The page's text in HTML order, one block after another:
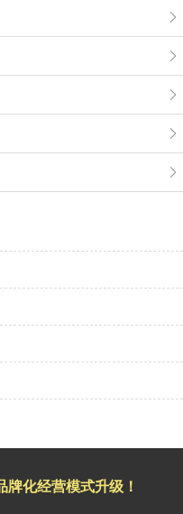
化经营模式升级！